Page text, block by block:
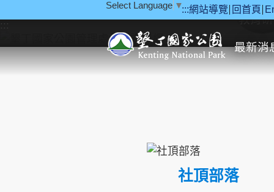
:::網站導覽 回首頁
Select Language ▼
最新消
::: 教育
社頂部落